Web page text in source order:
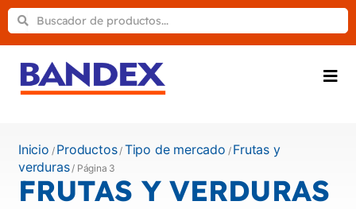
Inicio / Productos/ Tipo de mercado / Frutas y
verduras/ Página 3
FRUTAS Y VERDURAS